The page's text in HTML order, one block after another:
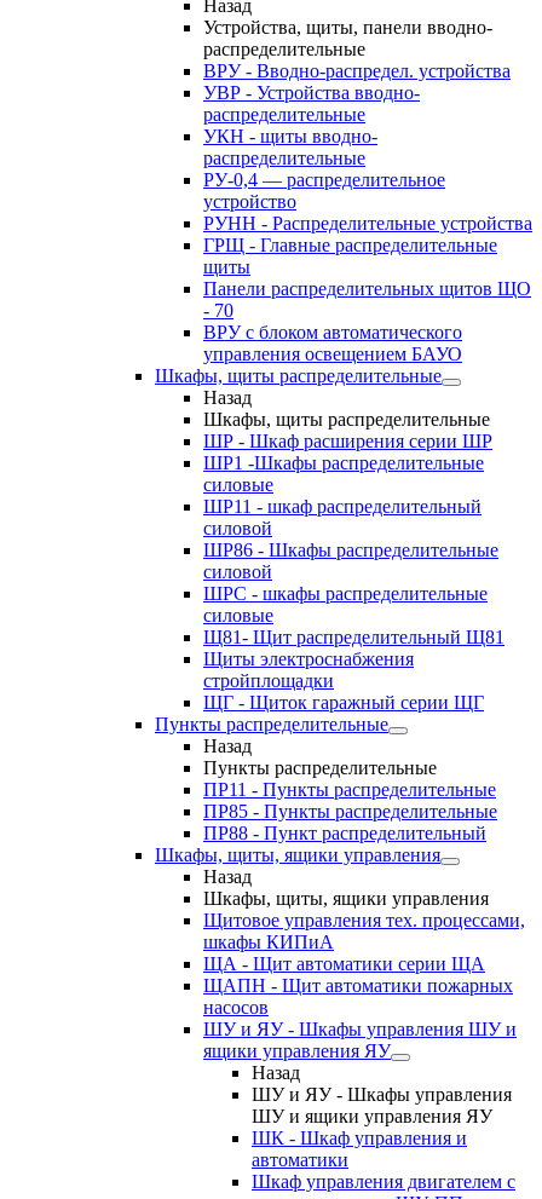
Назад
Устройства, щиты, панели вводно-
распределительные
ВРУ - Вводно-распредел. устройства
УВР - Устройства вводно-
распределительные
УКН - щиты вводно-
распределительные
РУ-0,4 — распределительное
устройство
РУНН - Распределительные устройства
ГРЩ - Главные распределительные
щиты
Панели распределительных щитов ЩО
- 70
ВРУ с блоком автоматического
управления освещением БАУО
Шкафы, щиты распределительные
Назад
Шкафы, щиты распределительные
ШР - Шкаф расширения серии ШР
ШР1 -Шкафы распределительные
силовые
ШР11 - шкаф распределительный
силовой
ШР86 - Шкафы распределительные
силовой
ШРС - шкафы распределительные
силовые
Щ81- Щит распределительный Щ81
Щиты электроснабжения
стройплощадки
ЩГ - Щиток гаражный серии ЩГ
Пункты распределительные
Назад
Пункты распределительные
ПР11 - Пункты распределительные
ПР85 - Пункты распределительные
ПР88 - Пункт распределительный
Шкафы, щиты, ящики управления
Назад
Шкафы, щиты, ящики управления
Щитовое управления тех. процессами,
шкафы КИПиА
ЩА - Щит автоматики серии ЩА
ЩАПН - Щит автоматики пожарных
насосов
ШУ и ЯУ - Шкафы управления ШУ и
ящики управления ЯУ
Назад
ШУ и ЯУ - Шкафы управления
ШУ и ящики управления ЯУ
ШК - Шкаф управления и
автоматики
Шкаф управления двигателем с